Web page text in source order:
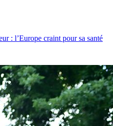
: l’Europe craint pour sa santé